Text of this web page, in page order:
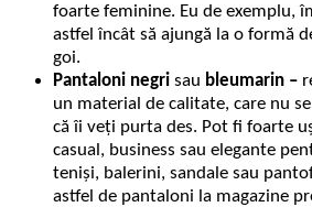
foarte feminine. Eu de exemplu,
astfel încât să ajungă la o formă
goi.
Pantaloni negri sau bleumarin –
un material de calitate, care nu
că îi veți purta des. Pot fi foarte
casual, business sau elegante
teniși, balerini, sandale sau
astfel de pantaloni la magazine